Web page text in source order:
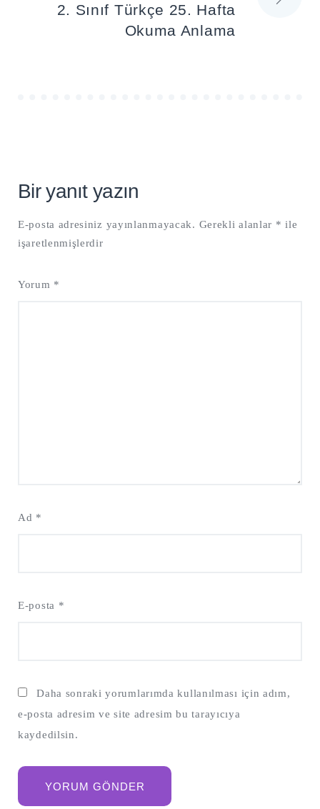
2. Sınıf Türkçe 25. Hafta
Okuma Anlama
Bir yanıt yazın
E-posta adresiniz yayınlanmayacak. Gerekli alanlar * ile
işaretlenmişlerdir
Yorum *
Ad *
E-posta *
Daha sonraki yorumlarımda kullanılması için adım,
e-posta adresim ve site adresim bu tarayıcıya
kaydedilsin.